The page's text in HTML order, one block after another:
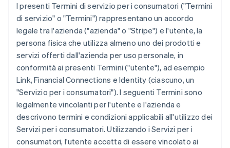
I presenti Termini di servizio per i consumatori ("Termini
di servizio" o "Termini") rappresentano un accordo
legale tra l'azienda ("azienda" o "Stripe") e l'utente, la
persona fisica che utilizza almeno uno dei prodotti e
servizi offerti dall'azienda per uso personale, in
conformità ai presenti Termini ("utente"), ad esempio
Link, Financial Connections e Identity (ciascuno, un
"Servizio per i consumatori"). I seguenti Termini sono
legalmente vincolanti per l'utente e l'azienda e
descrivono termini e condizioni applicabili all'utilizzo dei
Servizi per i consumatori. Utilizzando i Servizi per i
consumatori, l'utente accetta di essere vincolato ai